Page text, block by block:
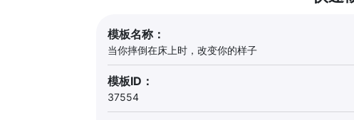
模板名称：
当你摔倒在床上时，改变你的样子
模板ID：
37554